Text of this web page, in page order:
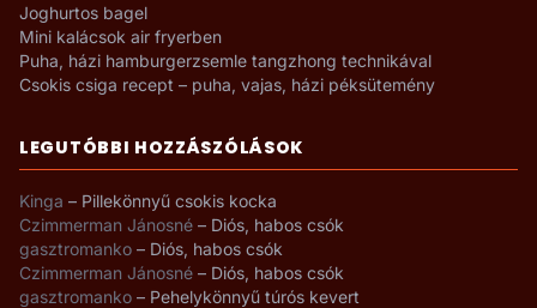
Joghurtos bagel
Mini kalácsok air fryerben
Puha, házi hamburgerzsemle tangzhong technikával
Csokis csiga recept – puha, vajas, házi péksütemény
LEGUTÓBBI HOZZÁSZÓLÁSOK
Kinga – Pillekönnyű csokis kocka
Czimmerman Jánosné – Diós, habos csók
gasztromanko – Diós, habos csók
Czimmerman Jánosné – Diós, habos csók
gasztromanko – Pehelykönnyű túrós kevert